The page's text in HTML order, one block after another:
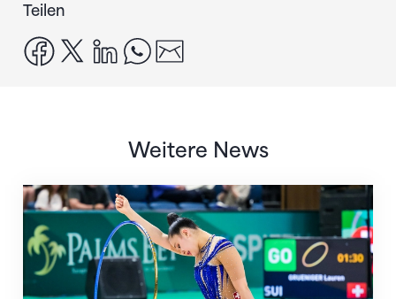
Teilen
facebook
x linkedinwhatsapp
Weitere News
Nächster Halt: Weltmeisterschaft